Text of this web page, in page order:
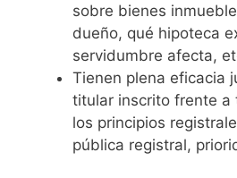
sobre bienes
dueño, qué hipoteca
servidumbre afecta,
Tienen plena eficacia
titular inscrito frente a
los principios
pública registral,